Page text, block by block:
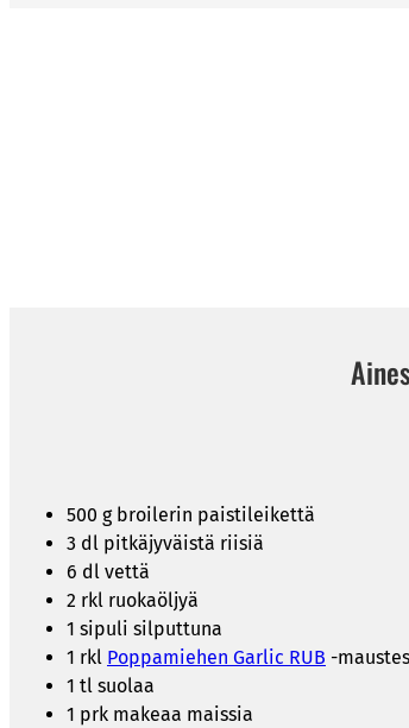
500 g broilerin paistileikettä
3 dl pitkäjyväistä riisiä
6 dl vettä
2 rkl ruokaöljyä
1 sipuli silputtuna
1 rkl Poppamiehen Garlic RUB -
1 tl suolaa
1 prk makeaa maissia